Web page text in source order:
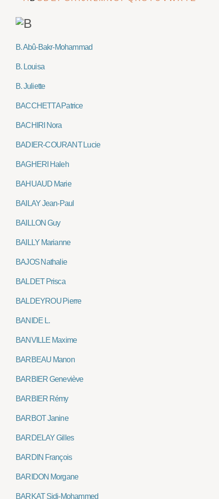
B. Abû-Bakr-Mohammad
B. Louisa
B. Juliette
BACCHETTA Patrice
BACHIRI Nora
BADIER-COURANT Lucie
BAGHERI Haleh
BAHUAUD Marie
BAILAY Jean-Paul
BAILLON Guy
BAILLY Marianne
BAJOS Nathalie
BALDET Prisca
BALDEYROU Pierre
BANIDE L.
BANVILLE Maxime
BARBEAU Manon
BARBIER Geneviève
BARBIER Rémy
BARBOT Janine
BARDELAY Gilles
BARDIN François
BARIDON Morgane
BARKAT Sidi-Mohammed